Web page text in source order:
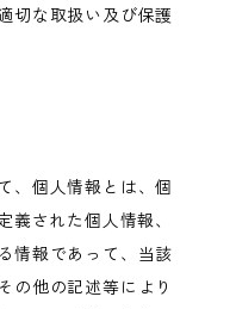
切な取扱い及び保護
、個人情報とは、個
義された個人情報、
情報であって、当該
の他の記述等により